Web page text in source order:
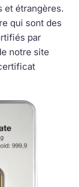
et étrangères.
qui sont des
par
notre site